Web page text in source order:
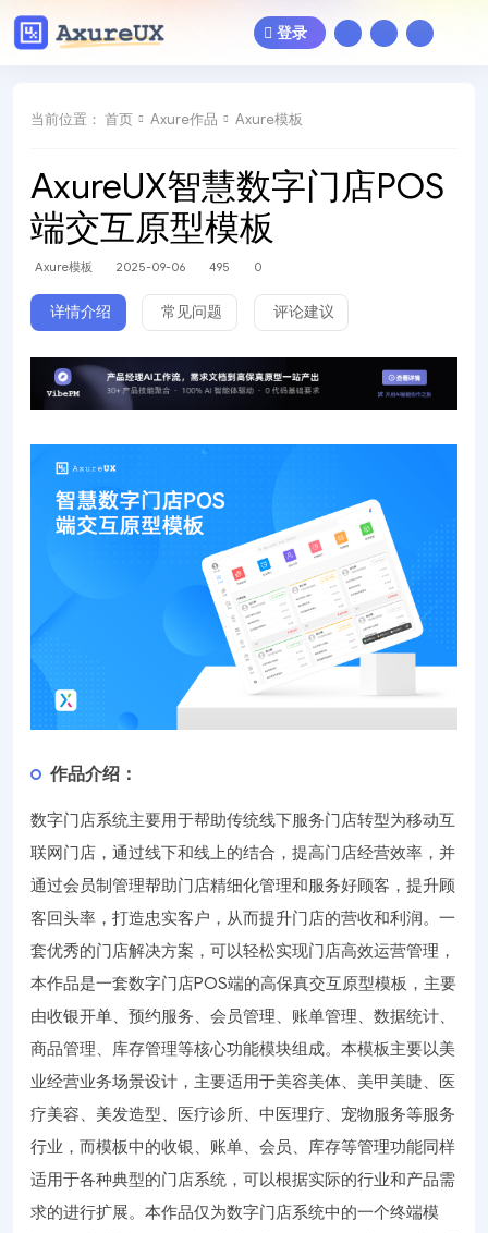
登录
当前位置： 首页 Axure作品 Axure模板
AxureUX智慧数字门店POS
端交互原型模板
Axure模板 2025-09-06 495 0
详情介绍 常见问题 评论建议
作品介绍：
数字门店系统主要用于帮助传统线下服务门店转型为移动互
联网门店，通过线下和线上的结合，提高门店经营效率，并
通过会员制管理帮助门店精细化管理和服务好顾客，提升顾
客回头率，打造忠实客户，从而提升门店的营收和利润。一
套优秀的门店解决方案，可以轻松实现门店高效运营管理，
本作品是一套数字门店POS端的高保真交互原型模板，主要
由收银开单、预约服务、会员管理、账单管理、数据统计、
商品管理、库存管理等核心功能模块组成。本模板主要以美
业经营业务场景设计，主要适用于美容美体、美甲美睫、医
疗美容、美发造型、医疗诊所、中医理疗、宠物服务等服务
行业，而模板中的收银、账单、会员、库存等管理功能同样
适用于各种典型的门店系统，可以根据实际的行业和产品需
求的进行扩展。本作品仅为数字门店系统中的一个终端模